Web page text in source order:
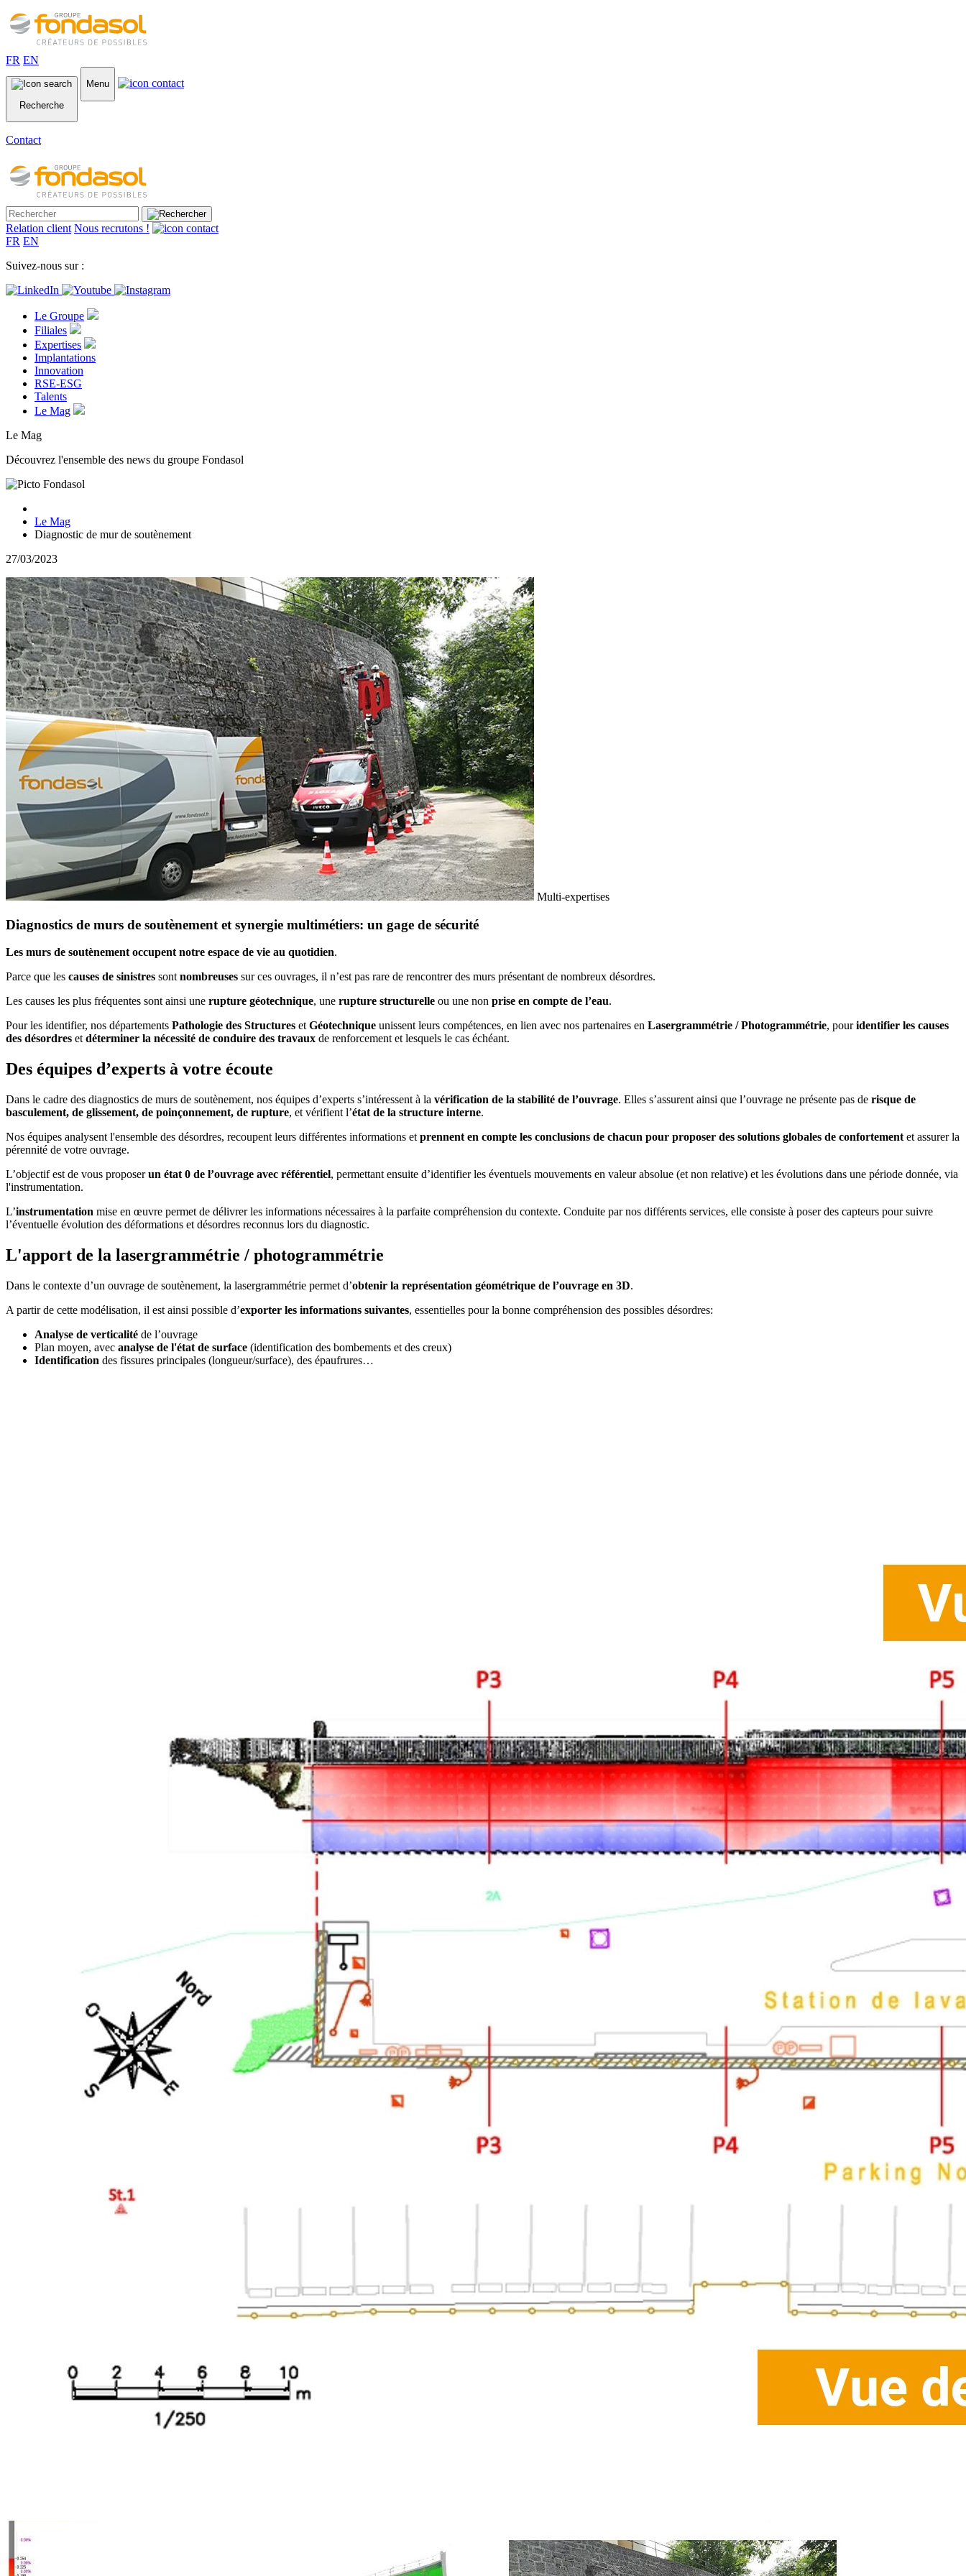
FR EN
Recherche
Menu
Contact
Relation client Nous recrutons !
FR EN
Suivez-nous sur :
Le Groupe
Filiales
Expertises
Implantations
Innovation
RSE-ESG
Talents
Le Mag
Le Mag
Découvrez l'ensemble des news du groupe Fondasol
Le Mag
Diagnostic de mur de soutènement
27/03/2023
Multi-expertises
Diagnostics de murs de soutènement et synergie multimétiers: un gage de sécurité
Les murs de soutènement occupent notre espace de vie au quotidien.
Parce que les causes de sinistres sontnombreuses sur ces ouvrages, il n’est pas rare de rencontrer des murs présentant de nombreux désordres.
Les causes les plus fréquentes sont ainsi une rupture géotechnique, une rupture structurelle ou une non prise en compte de l’eau.
Pour les identifier, nos départements Pathologie des Structures etGéotechnique unissent leurs compétences, en lien avec nos partenaires en Lasergrammétrie / Photogrammétrie, pouridentifier les causes
des désordres etdéterminer la nécessité de conduire des travaux de renforcement et lesquels le cas échéant.
Des équipes d’experts à votre écoute
Dans le cadre des diagnostics de murs de soutènement, nos équipes d’experts s’intéressent à la vérification de la stabilité de l’ouvrage. Elles s’assurent ainsi que l’ouvrage ne présente pas de risque de
basculement, de glissement, de poinçonnement, de rupture, et vérifient l’état de la structure interne.
Nos équipes analysent l'ensemble des désordres, recoupent leurs différentes informations et prennent en compte les conclusions de chacun pour proposer des solutions globales de confortement et assurer la
pérennité de votre ouvrage.
L’objectif est de vous proposerun état 0 de l’ouvrage avec référentiel, permettant ensuite d’identifier les éventuels mouvements en valeur absolue (et non relative) et les évolutions dans une période donnée, via
l'instrumentation.
L’instrumentation mise en œuvre permet de délivrer les informations nécessaires à la parfaite compréhension du contexte. Conduite par nos différents services, elle consiste à poser des capteurs pour suivre
l’éventuelle évolution des déformations et désordres reconnus lors du diagnostic.
L'apport de la lasergrammétrie / photogrammétrie
Dans le contexte d’un ouvrage de soutènement, la lasergrammétrie permet d’obtenir la représentation géométrique de l’ouvrage en 3D.
A partir de cette modélisation, il est ainsi possible d’exporter les informations suivantes, essentielles pour la bonne compréhension des possibles désordres:
Analyse de verticalité de l’ouvrage
Plan moyen, avec analyse de l'état de surface (identification des bombements et des creux)
Identification des fissures principales (longueur/surface), des épaufrures…